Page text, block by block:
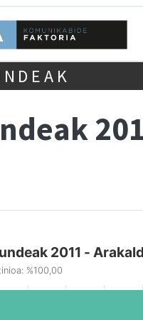
2011 -
%100,00